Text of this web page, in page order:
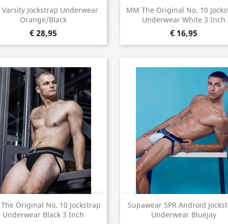
Varsity Jockstrap Underwear
Orange/Black
€ 28,95
Snel bekijken
MM The Original No. 10
Underwear White 3 Inch
€ 16,95
Snel bekijken
Original No. 10 Jockstrap
Underwear Black 3 Inch
Snel bekijken
Supawear SPR Android
Underwear Bluejay
Snel bekijken